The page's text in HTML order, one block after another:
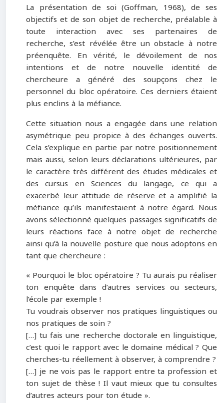
La présentation de soi (Goffman, 1968), de ses
objectifs et de son objet de recherche, préalable à
toute interaction avec ses partenaires de
recherche, s’est révélée être un obstacle à notre
préenquête. En vérité, le dévoilement de nos
intentions et de notre nouvelle identité de
chercheure a généré des soupçons chez le
personnel du bloc opératoire. Ces derniers étaient
plus enclins à la méfiance.
Cette situation nous a engagée dans une relation
asymétrique peu propice à des échanges ouverts.
Cela s’explique en partie par notre positionnement
mais aussi, selon leurs déclarations ultérieures, par
le caractère très différent des études médicales et
des cursus en Sciences du langage, ce qui a
exacerbé leur attitude de réserve et a amplifié la
méfiance qu’ils manifestaient à notre égard. Nous
avons sélectionné quelques passages significatifs de
leurs réactions face à notre objet de recherche
ainsi qu’à la nouvelle posture que nous adoptons en
tant que chercheure :
« Pourquoi le bloc opératoire ? Tu aurais pu réaliser
ton enquête dans d’autres services ou secteurs,
l’école par exemple !
Tu voudrais observer nos pratiques linguistiques ou
nos pratiques de soin ?
[…] tu fais une recherche doctorale en linguistique,
c’est quoi le rapport avec le domaine médical ? Que
cherches-tu réellement à observer, à comprendre ?
[…] je ne vois pas le rapport entre ta profession et
ton sujet de thèse ! Il vaut mieux que tu consultes
d’autres acteurs pour ton étude ».